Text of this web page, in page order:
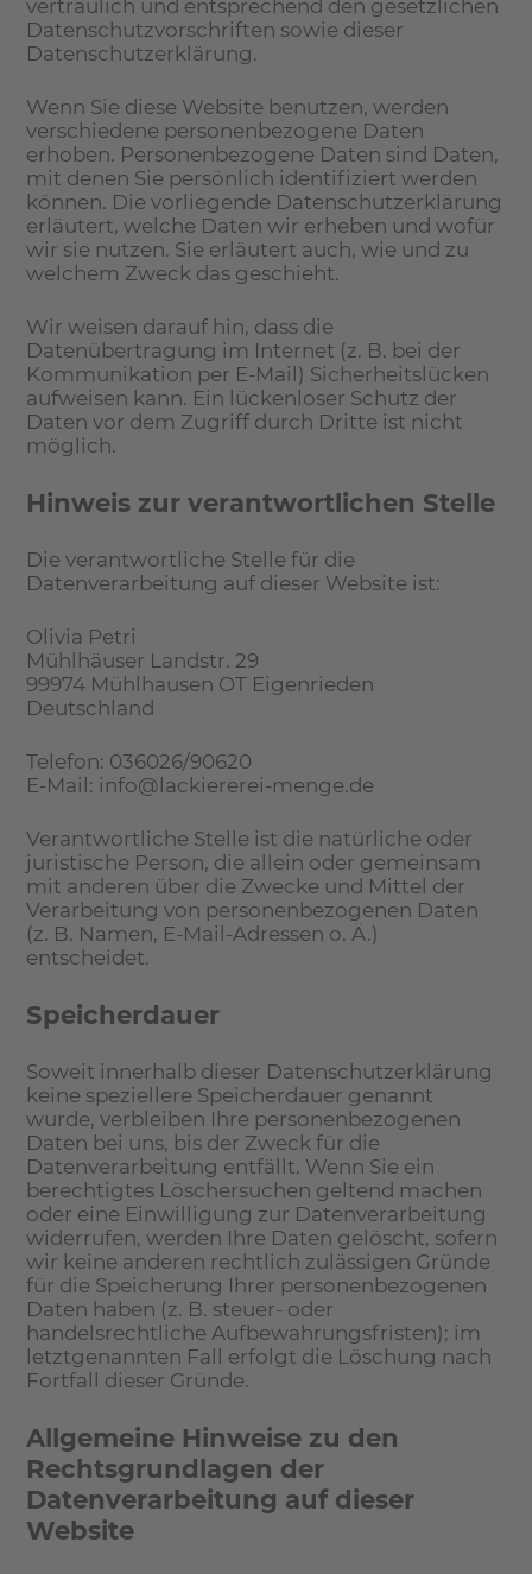
vertraulich und entsprechend den gesetzlichen
Datenschutzvorschriften sowie dieser
Datenschutzerklärung.
Wenn Sie diese Website benutzen, werden
verschiedene personenbezogene Daten
erhoben. Personenbezogene Daten sind Daten,
mit denen Sie persönlich identifiziert werden
können. Die vorliegende Datenschutzerklärung
erläutert, welche Daten wir erheben und wofür
wir sie nutzen. Sie erläutert auch, wie und zu
welchem Zweck das geschieht.
Wir weisen darauf hin, dass die
Datenübertragung im Internet (z. B. bei der
Kommunikation per E-Mail) Sicherheitslücken
aufweisen kann. Ein lückenloser Schutz der
Daten vor dem Zugriff durch Dritte ist nicht
möglich.
Hinweis zur verantwortlichen Stelle
Die verantwortliche Stelle für die
Datenverarbeitung auf dieser Website ist:
Olivia Petri
Mühlhäuser Landstr. 29
99974 Mühlhausen OT Eigenrieden
Deutschland
Telefon: 036026/90620
E-Mail: info@lackiererei-menge.de
Verantwortliche Stelle ist die natürliche oder
juristische Person, die allein oder gemeinsam
mit anderen über die Zwecke und Mittel der
Verarbeitung von personenbezogenen Daten
(z. B. Namen, E-Mail-Adressen o. Ä.)
entscheidet.
Speicherdauer
Soweit innerhalb dieser Datenschutzerklärung
keine speziellere Speicherdauer genannt
wurde, verbleiben Ihre personenbezogenen
Daten bei uns, bis der Zweck für die
Datenverarbeitung entfällt. Wenn Sie ein
berechtigtes Löschersuchen geltend machen
oder eine Einwilligung zur Datenverarbeitung
widerrufen, werden Ihre Daten gelöscht, sofern
wir keine anderen rechtlich zulässigen Gründe
für die Speicherung Ihrer personenbezogenen
Daten haben (z. B. steuer- oder
handelsrechtliche Aufbewahrungsfristen); im
letztgenannten Fall erfolgt die Löschung nach
Fortfall dieser Gründe.
Allgemeine Hinweise zu den
Rechtsgrundlagen der
Datenverarbeitung auf dieser
Website